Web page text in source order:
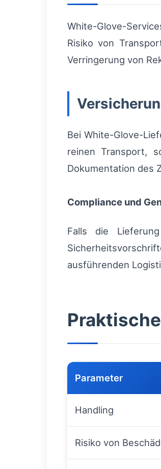
White-Glove-
Risiko von
Verringerung von
Bei White-Glove-
reinen Transport,
Dokumentation des
Compliance und
Falls die
ausführenden
Parameter
Handling
Risiko von